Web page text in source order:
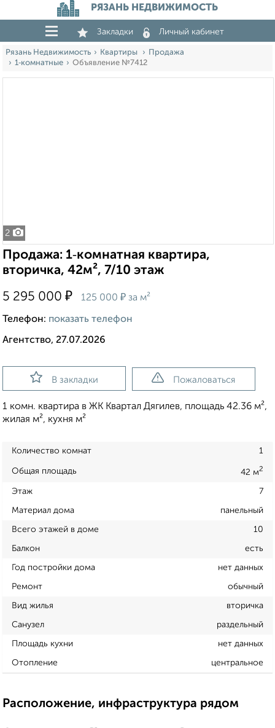
РЯЗАНЬ НЕДВИЖИМОСТЬ
Закладки Личный кабинет
Рязань Недвижимость Квартиры
Продажа
1‑комнатные
Объявление №7412
2
Продажа: 1‑комнатная квартира,
вторичка, 42м², 7/10 этаж
5 295 000 ₽ 125 000 ₽ за м²
Телефон: показать телефон
Агентство, 27.07.2026
В закладки Пожаловаться
1 комн. квартира в ЖК Квартал Дягилев, площадь 42.36 м²,
жилая м², кухня м²
Количество комнат 1
Общая площадь 42 м2
Этаж 7
Материал дома панельный
Всего этажей в доме 10
Балкон есть
Год постройки дома нет данных
Ремонт обычный
Вид жилья вторичка
Санузел раздельный
Площадь кухни нет данных
Отопление центральное
Расположение, инфраструктура рядом